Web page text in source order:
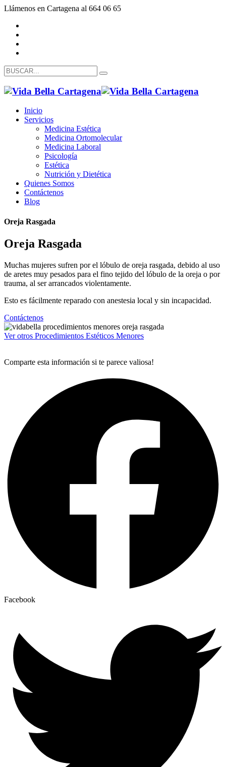
Llámenos en Cartagena al 664 06 65
Inicio
Servicios
Medicina Estética
Medicina Ortomolecular
Medicina Laboral
Psicología
Estética
Nutrición y Dietética
Quienes Somos
Contáctenos
Blog
Oreja Rasgada
Oreja Rasgada
Muchas mujeres sufren por el lóbulo de oreja rasgada, debido al uso
de aretes muy pesados para el fino tejido del lóbulo de la oreja o por
trauma, al ser arrancados violentamente.
Esto es fácilmente reparado con anestesia local y sin incapacidad.
Contáctenos
Ver otros Procedimientos Estéticos Menores
Comparte esta información si te parece valiosa!
Facebook